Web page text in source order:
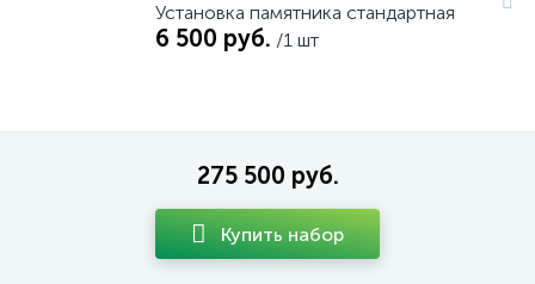
Установка памятника стандартная
6 500 руб. /1 шт
275 500 руб.
Купить набор